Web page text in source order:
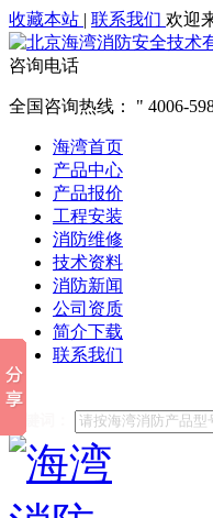
收藏本站 | 联系我们 欢迎
咨询电话
全国咨询热线： 4006-
海湾首页
产品中心
产品报价
工程安装
消防维修
技术资料
消防新闻
公司资质
简介下载
联系我们
他们都在搜索: